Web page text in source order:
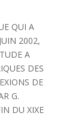
QUI A
2002,
A
DES
DE
G.
DU XIXE